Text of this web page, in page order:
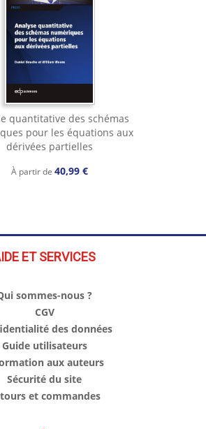
quantitative des schémas
pour les équations aux
dérivées partielles
À partir de 40,99 €
ET SERVICES
sommes-nous ?
CGV
des données
Guide utilisateurs
aux auteurs
Sécurité du site
et commandes